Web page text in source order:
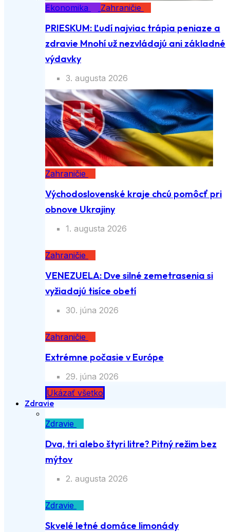
Ekonomika Zahraničie
PRIESKUM: Ľudí najviac trápia peniaze a
zdravie Mnohí už nezvládajú ani základné
výdavky
3. augusta 2026
Zahraničie
Východoslovenské kraje chcú pomôcť pri
obnove Ukrajiny
1. augusta 2026
Zahraničie
VENEZUELA: Dve silné zemetrasenia si
vyžiadajú tisíce obetí
30. júna 2026
Zahraničie
Extrémne počasie v Európe
29. júna 2026
Ukázať všetko
Zdravie
Zdravie
Dva, tri alebo štyri litre? Pitný režim bez
mýtov
2. augusta 2026
Zdravie
Skvelé letné domáce limonády